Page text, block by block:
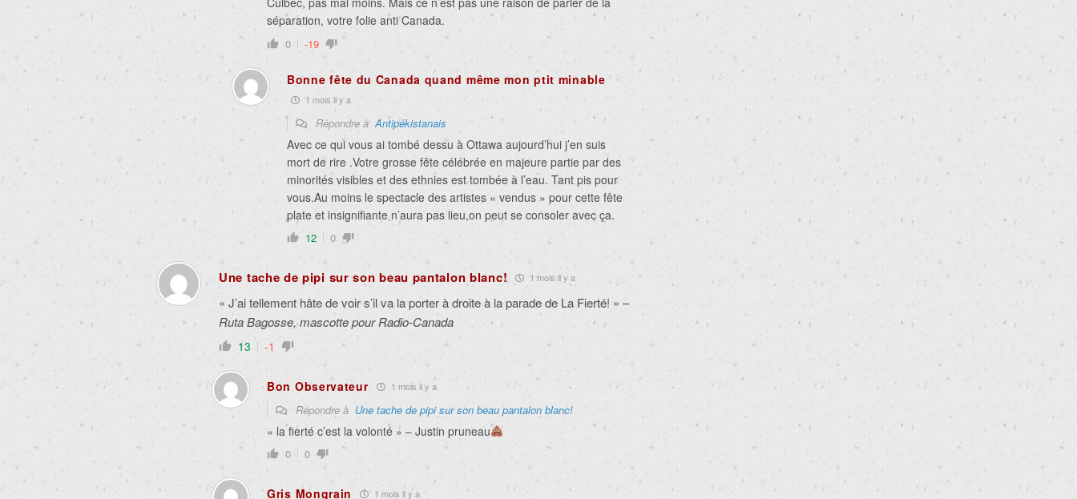
séparation, votre folie anti Canada.
0 -19
Bonne fête du Canada quand même mon ptit minable
1 mois il y a
Répondre àAntipékistanais
Avec ce qui vous ai tombé dessu à Ottawa aujourd’hui j’en suis
mort de rire .Votre grosse fête célébrée en majeure partie par des
minorités visibles et des ethnies est tombée à l’eau. Tant pis pour
vous.Au moins le spectacle des artistes « vendus » pour cette fête
plate et insignifiante n’aura pas lieu,on peut se consoler avec ça.
12 0
Une tache de pipi sur son beau pantalon blanc! 1 mois il y a
« J’ai tellement hâte de voir s’il va la porter à droite à la parade de La Fierté! » –
Ruta Bagosse, mascotte pour Radio-Canada
13 -1
Bon Observateur 1 mois il y a
Répondre à Une tache de pipi sur son beau pantalon blanc!
« la fierté c’est la volonté » – Justin pruneau
0 0
Gris Mongrain 1 mois il y a